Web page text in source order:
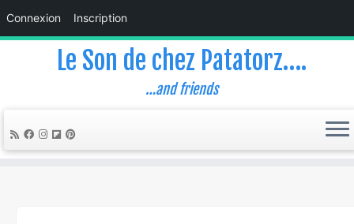
Connexion Inscription
Le Son de chez Patatorz….
…and friends